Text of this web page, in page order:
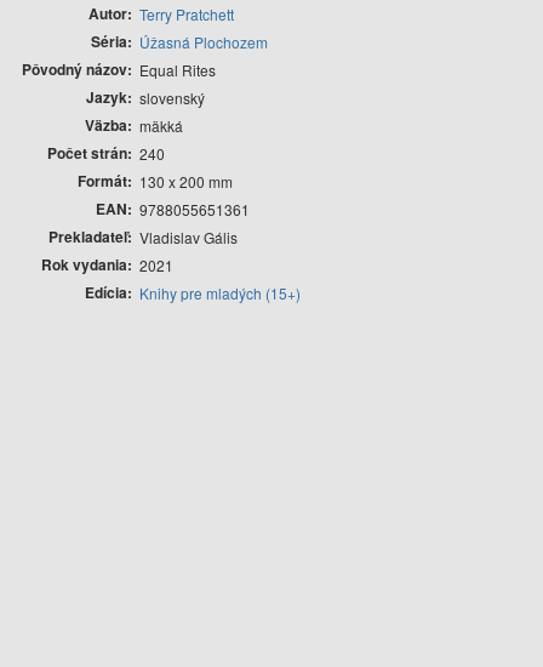
Autor Terry Pratchett
Séria Úžasná Plochozem
Pôvodný názov Equal Rites
Jazyk slovenský
Väzba mäkká
Počet strán 240
Formát 130 x 200 mm
EAN 9788055651361
Prekladateľ Vladislav Gális
Rok vydania 2021
Edícia Knihy pre mladých (15+)